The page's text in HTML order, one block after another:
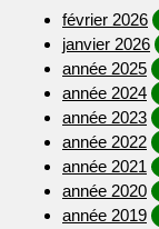
février 2026
janvier 2026
année 2025
année 2024
année 2023
année 2022
année 2021
année 2020
année 2019